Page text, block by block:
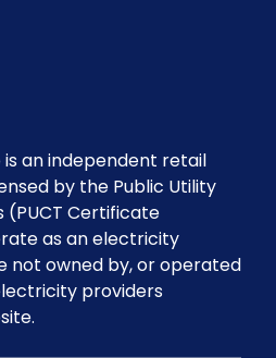
an independent retail
by the Public Utility
(PUCT Certificate
as an electricity
not owned by, or operated
providers